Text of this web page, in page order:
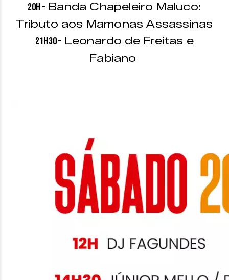
20h – Banda Chapeleiro Maluco:
Tributo aos Mamonas Assassinas
21h30 – Leonardo de Freitas e
Fabiano